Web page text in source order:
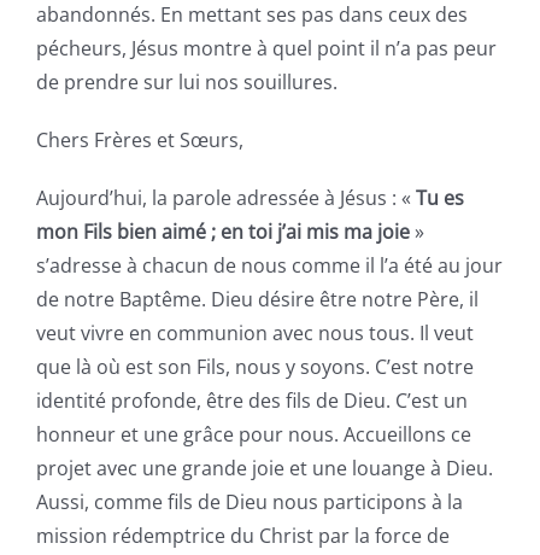
abandonnés. En mettant ses pas dans ceux des
pécheurs, Jésus montre à quel point il n’a pas peur
de prendre sur lui nos souillures.
Chers Frères et Sœurs,
Aujourd’hui, la parole adressée à Jésus : « Tu es
mon Fils bien aimé ; en toi j’ai mis ma joie»
s’adresse à chacun de nous comme il l’a été au jour
de notre Baptême. Dieu désire être notre Père, il
veut vivre en communion avec nous tous. Il veut
que là où est son Fils, nous y soyons. C’est notre
identité profonde, être des fils de Dieu. C’est un
honneur et une grâce pour nous. Accueillons ce
projet avec une grande joie et une louange à Dieu.
Aussi, comme fils de Dieu nous participons à la
mission rédemptrice du Christ par la force de